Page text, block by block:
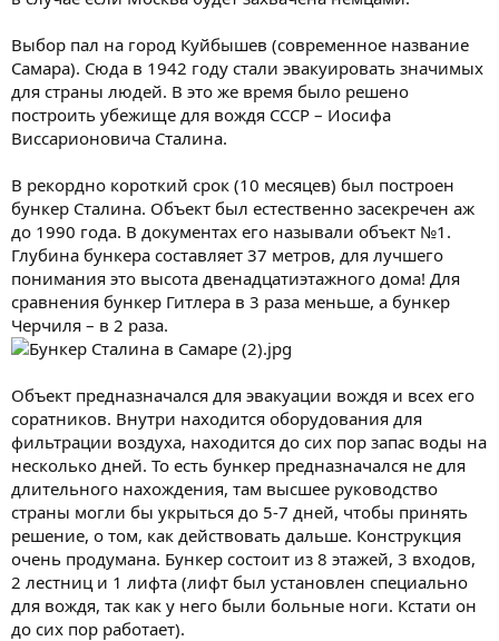
Выбор пал на город Куйбышев (современное название
Самара). Сюда в 1942 году стали эвакуировать значимых
для страны людей. В это же время было решено
построить убежище для вождя СССР – Иосифа
Виссарионовича Сталина.
В рекордно короткий срок (10 месяцев) был построен
бункер Сталина. Объект был естественно засекречен аж
до 1990 года. В документах его называли объект №1.
Глубина бункера составляет 37 метров, для лучшего
понимания это высота двенадцатиэтажного дома! Для
сравнения бункер Гитлера в 3 раза меньше, а бункер
Черчиля – в 2 раза.
Объект предназначался для эвакуации вождя и всех его
соратников. Внутри находится оборудования для
фильтрации воздуха, находится до сих пор запас воды на
несколько дней. То есть бункер предназначался не для
длительного нахождения, там высшее руководство
страны могли бы укрыться до 5-7 дней, чтобы принять
решение, о том, как действовать дальше. Конструкция
очень продумана. Бункер состоит из 8 этажей, 3 входов,
2 лестниц и 1 лифта (лифт был установлен специально
для вождя, так как у него были больные ноги. Кстати он
до сих пор работает).